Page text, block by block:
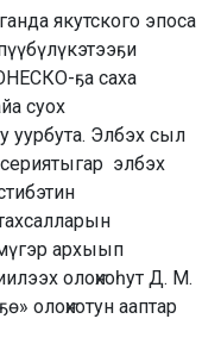
якутского эпоса
ҕа саха
суох
уурбута. Элбэх сыл
сериятыгар элбэх
архыып
олоҥхоһут Д. М.
олоҥхотун ааптар